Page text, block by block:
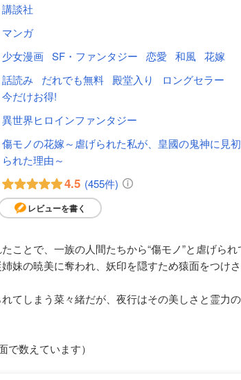
講談社
マンガ
少女漫画 SF・ファンタジー 恋愛 和風 花嫁
話読み だれでも無料 殿堂入り
ロングセラー
今だけお得!
異世界ヒロインファンタジー
傷モノの花嫁～虐げられた私が、皇國の鬼神に見
られた理由～
4.5 (455件)
レビューを書く
とで、一族の人間たちから“傷モノ”と虐げられ
妹の暁美に奪われ、妖印を隠すため猿面をつけ
てしまう菜々緒だが、夜行はその美しさと霊力
で数えています）